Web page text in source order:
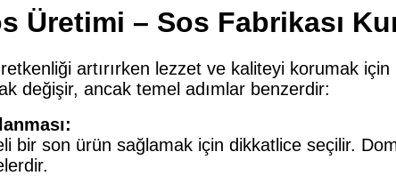
Üretimi – Sos Fabrikası
artırırken lezzet ve kaliteyi korumak
değişir, ancak temel adımlar benzerdir:
bir son ürün sağlamak için dikkatlice seçilir.